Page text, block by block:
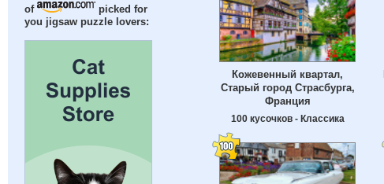
of
picked for
you jigsaw puzzle lovers:
Кожевенный квартал,
Старый город Страсбурга,
Франция
100 кусочков - Классика